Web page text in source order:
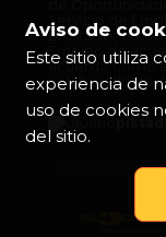
Servicio de
prestador
Empleo de
acuerdo con lo
colaboradores
©Copyright
Aviso de
Este sitio utiliza
experiencia de
uso de cookies
del sitio.